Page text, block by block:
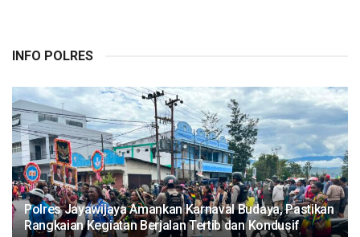
INFO POLRES
Polres Jayawijaya Amankan Karnaval Budaya, Pastikan
Rangkaian Kegiatan Berjalan Tertib dan Kondusif